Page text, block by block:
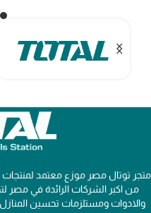
متجر توتال مصر موزع معتمد لمنتجات
من اكبر الشركات الرائدة في مصر